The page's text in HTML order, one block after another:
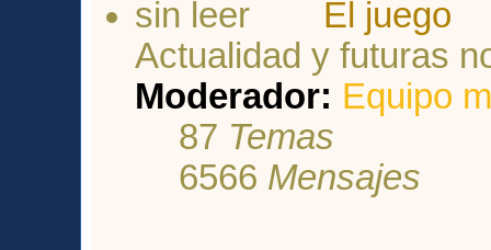
El juego
Actualidad y futuras
Moderador: Equipo
87 Temas
6566 Mensajes